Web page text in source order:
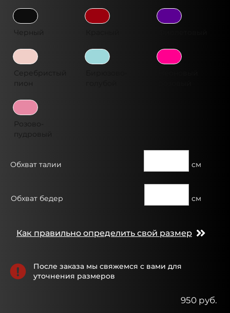
Черный
Серебристый
пион
Розово-
пудровый
Обхват талии см
Обхват бедер см
Как правильно определить свой размер
После заказа мы свяжемся с вами для
уточнения размеров
950 руб.